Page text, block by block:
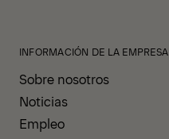
INFORMACIÓN DE LA EMPRESA
Sobre nosotros
Noticias
Empleo